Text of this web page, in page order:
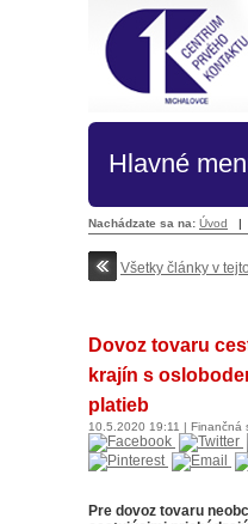
Hlavné
Nachádzate sa na: Úvod |
Všetky články v
Dovoz tovaru
krajín s
platieb
10.5.2020 19:11 | Finančná
Pre dovoz tovaru